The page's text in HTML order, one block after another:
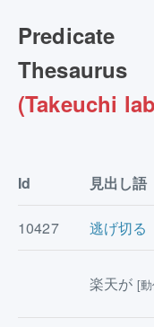
Predicate
Thesaurus
(Takeuchi
Id 見出し語
10427 逃げ切る
楽天が [